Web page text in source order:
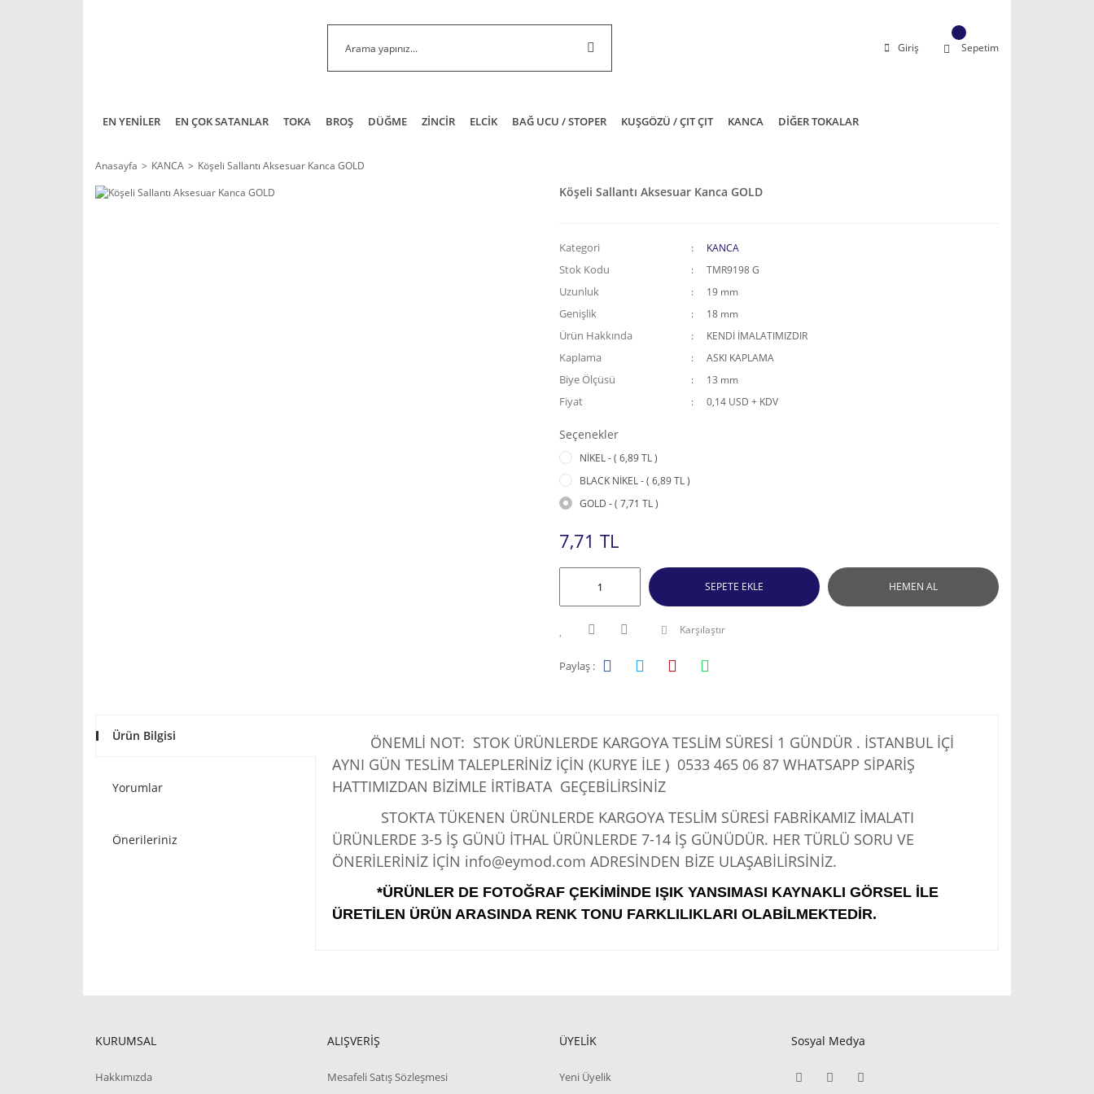
Giriş Sepetim
EN YENİLER EN ÇOK SATANLAR TOKA BROŞ DÜĞME ZİNCİR ELCİK BAĞ UCU / STOPER KUŞGÖZÜ / ÇIT ÇIT KANCA DİĞER TOKALAR
Anasayfa KANCA Köşeli Sallantı Aksesuar Kanca GOLD
Köşeli Sallantı Aksesuar Kanca GOLD
Kategori KANCA
Stok Kodu TMR9198 G
Uzunluk 19 mm
Genişlik 18 mm
Ürün Hakkında KENDİ İMALATIMIZDIR
Kaplama ASKI KAPLAMA
Biye Ölçüsü 13 mm
Fiyat 0,14 USD + KDV
Seçenekler
NİKEL - ( 6,89 TL )
BLACK NİKEL - ( 6,89 TL )
GOLD - ( 7,71 TL )
7,71 TL
SEPETE EKLE HEMEN AL
Karşılaştır
Paylaş :
Ürün Bilgisi
Yorumlar
Önerileriniz
ÖNEMLİ NOT: STOK ÜRÜNLERDE KARGOYA TESLİM SÜRESİ 1 GÜNDÜR . İSTANBUL İÇİ
AYNI GÜN TESLİM TALEPLERİNİZ İÇİN (KURYE İLE ) 0533 465 06 87 WHATSAPP SİPARİŞ
HATTIMIZDAN BİZİMLE İRTİBATA GEÇEBİLİRSİNİZ
STOKTA TÜKENEN ÜRÜNLERDE KARGOYA TESLİM SÜRESİ FABRİKAMIZ İMALATI
ÜRÜNLERDE 3-5 İŞ GÜNÜ İTHAL ÜRÜNLERDE 7-14 İŞ GÜNÜDÜR. HER TÜRLÜ SORU VE
ÖNERİLERİNİZ İÇİN info@eymod.com ADRESİNDEN BİZE ULAŞABİLİRSİNİZ.
*ÜRÜNLER DE FOTOĞRAF ÇEKİMİNDE IŞIK YANSIMASI KAYNAKLI GÖRSEL İLE
ÜRETİLEN ÜRÜN ARASINDA RENK TONU FARKLILIKLARI OLABİLMEKTEDİR.
KURUMSAL
Hakkımızda
ALIŞVERİŞ
Mesafeli Satış Sözleşmesi
ÜYELİK
Yeni Üyelik
Sosyal Medya